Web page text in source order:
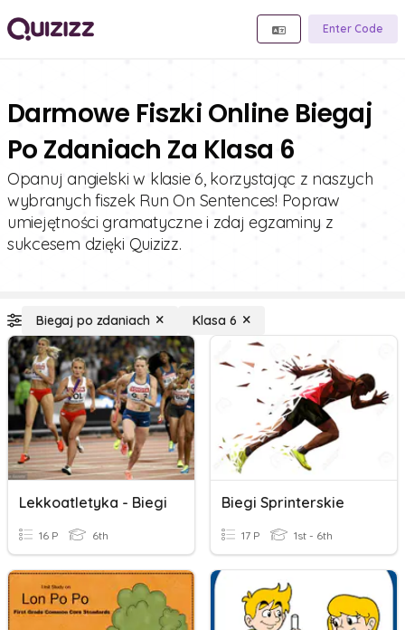
Enter Code
Darmowe Fiszki Online Biegaj
Po Zdaniach Za Klasa 6
Opanuj angielski w klasie 6, korzystając z naszych
wybranych fiszek Run On Sentences! Popraw
umiejętności gramatyczne i zdaj egzaminy z
sukcesem dzięki Quizizz.
Biegaj po zdaniach Klasa 6
Lekkoatletyka - Biegi
16 P 6th
Biegi Sprinterskie
17 P 1st - 6th